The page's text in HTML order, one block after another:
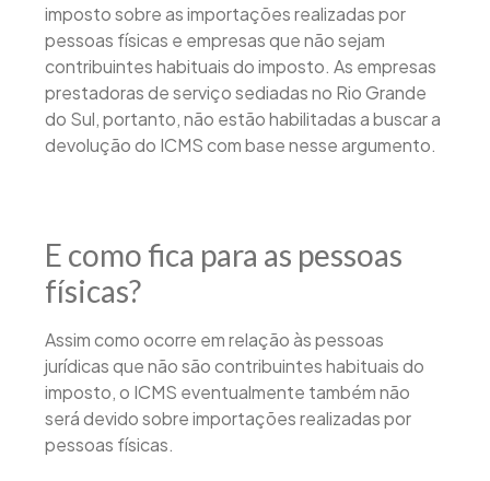
imposto sobre as importações realizadas por
pessoas físicas e empresas que não sejam
contribuintes habituais do imposto. As empresas
prestadoras de serviço sediadas no Rio Grande
do Sul, portanto, não estão habilitadas a buscar a
devolução do ICMS com base nesse argumento.
E como fica para as pessoas
físicas?
Assim como ocorre em relação às pessoas
jurídicas que não são contribuintes habituais do
imposto, o ICMS eventualmente também não
será devido sobre importações realizadas por
pessoas físicas.